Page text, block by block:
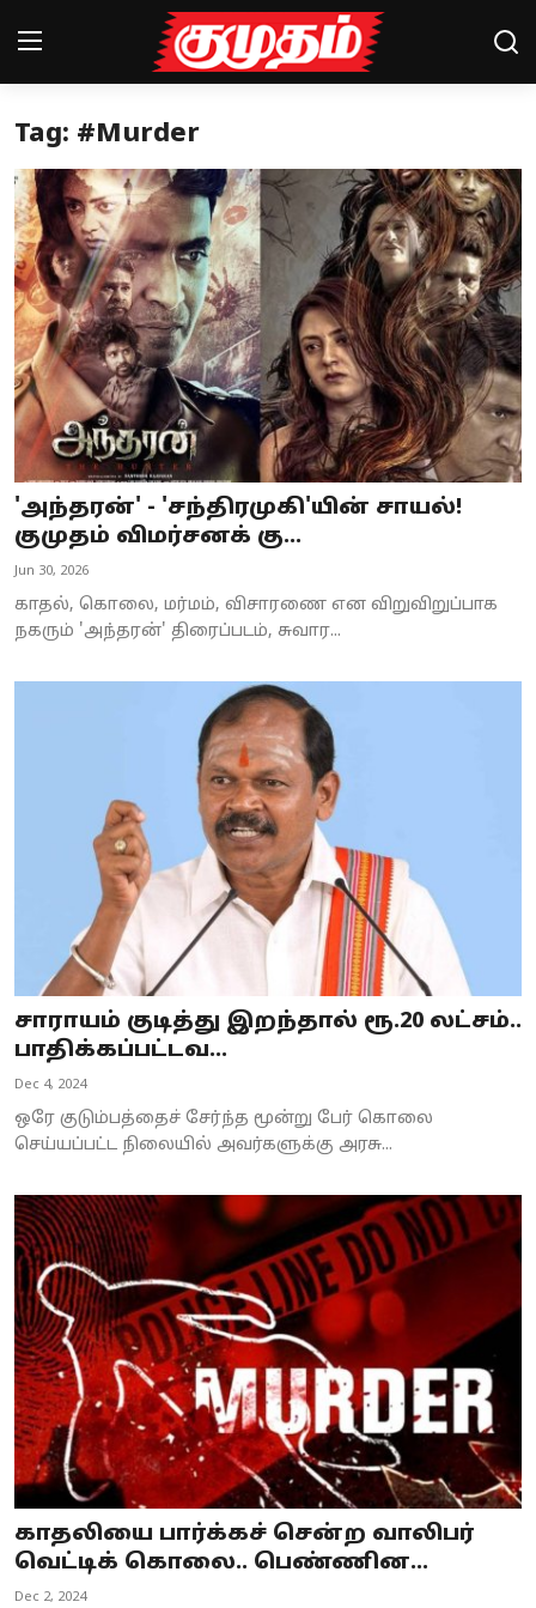
Home
Magazines
Games
Cinema
Videos
Health
Sports
Special Story
Business
Crime
Tamilnadu
Astrology
Spirituality
Weather
Politics
Tag: #Murder
'அந்தரன்' - 'சந்திரமுகி'யின் சாயல்!
குமுதம் விமர்சனக் கு...
Jun 30, 2026
காதல், கொலை, மர்மம், விசாரணை என விறுவிறுப்பாக
நகரும் 'அந்தரன்' திரைப்படம், சுவார...
சாராயம் குடித்து இறந்தால் ரூ.20 லட்சம்..
பாதிக்கப்பட்டவ...
Dec 4, 2024
ஒரே குடும்பத்தைச் சேர்ந்த மூன்று பேர் கொலை
செய்யப்பட்ட நிலையில் அவர்களுக்கு அரசு...
காதலியை பார்க்கச் சென்ற வாலிபர்
வெட்டிக் கொலை.. பெண்ணின...
Dec 2, 2024